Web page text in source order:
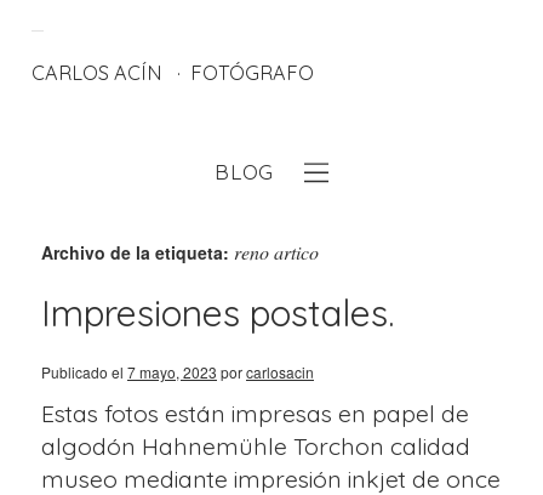
CARLOS ACÍN FOTÓGRAFO
BLOG
Archivo de la etiqueta: reno artico
Impresiones postales.
Publicado el 7 mayo, 2023 porcarlosacin
Estas fotos están impresas en papel de
algodón Hahnemühle Torchon calidad
museo mediante impresión inkjet de once